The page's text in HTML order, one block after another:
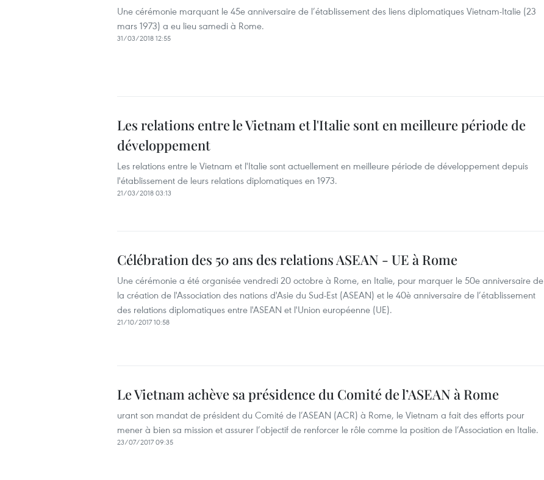
Une cérémonie ​marquant le 45e anniversaire de l’établissement des liens diplomatiques Vietnam-Italie (23
mars 1973) a eu lieu samedi à Rome.
31/03/2018 12:55
Les relations entre le Vietnam et l'Italie sont en meilleure période de
développement
Les relations entre le Vietnam et l'Italie sont actuellement en meilleure période de développement depuis
l'établissement de leurs relations diplomatiques en 1973.
21/03/2018 03:13
Célébration des 50 ans des relations ASEAN - UE à Rome
Une cérémonie a été organisée vendredi 20 octobre à Rome, en Italie, pour marquer le 50e anniversaire de
la création de l'Association des nations d'Asie du Sud-Est (ASEAN) et le 40è anniversaire de l’établissement
des relations diplomatiques entre l'ASEAN et l'Union européenne (UE).
21/10/2017 10:58
Le Vietnam achève sa présidence du Comité de l’ASEAN à Rome
urant son mandat de président du Comité de l’ASEAN (ACR) à Rome, le Vietnam a fait des efforts pour
mener à bien sa mission et assurer l’objectif de renforcer le rôle comme la position de l’Association en Italie.
23/07/2017 09:35